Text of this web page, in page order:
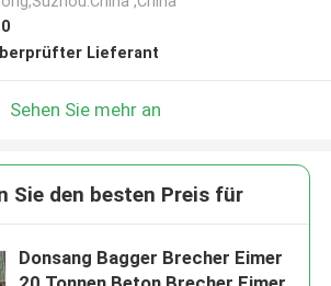
Lieferant
Sehen Sie mehr an
Sie den besten Preis für
Donsang Bagger Brecher Eimer